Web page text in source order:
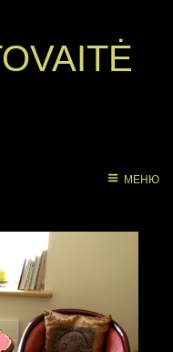
МЕНЮ